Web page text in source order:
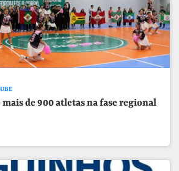
de 900 atletas na fase regional